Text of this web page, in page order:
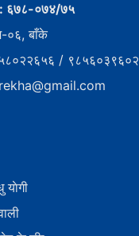
: ६७८-०७४/७५
०६, बाँके
/ ९८५६०३९६०२
याेगी